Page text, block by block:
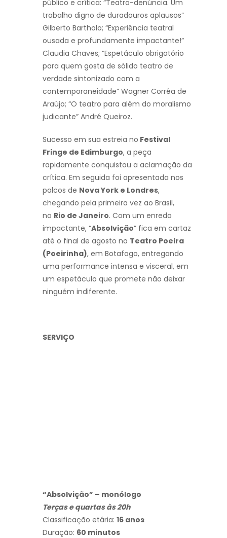
público e crítica: “Teatro-denúncia. Um
trabalho digno de duradouros aplausos”
Gilberto Bartholo; “Experiência teatral
ousada e profundamente impactante!”
Claudia Chaves; “Espetáculo obrigatório
para quem gosta de sólido teatro de
verdade sintonizado com a
contemporaneidade” Wagner Corrêa de
Araújo; “O teatro para além do moralismo
judicante” André Queiroz.
Sucesso em sua estreia no Festival
Fringe de Edimburgo, a peça
rapidamente conquistou a aclamação da
crítica. Em seguida foi apresentada nos
palcos de Nova York e Londres,
chegando pela primeira vez ao Brasil,
no Rio de Janeiro. Com um enredo
impactante, “Absolvição” fica em cartaz
até o final de agosto no Teatro Poeira
(Poeirinha), em Botafogo, entregando
uma performance intensa e visceral, em
um espetáculo que promete não deixar
ninguém indiferente.
SERVIÇO
“Absolvição” – monólogo
Terças e quartas às 20h
Classificação etária: 16 anos
Duração: 60 minutos